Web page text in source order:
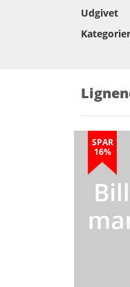
Udgivet
Kategorier
SPAR
16%